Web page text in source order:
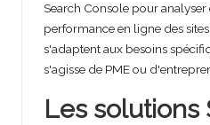
Search Console pour
performance en ligne des
s'adaptent aux besoins
s'agisse de PME ou
Les solutions